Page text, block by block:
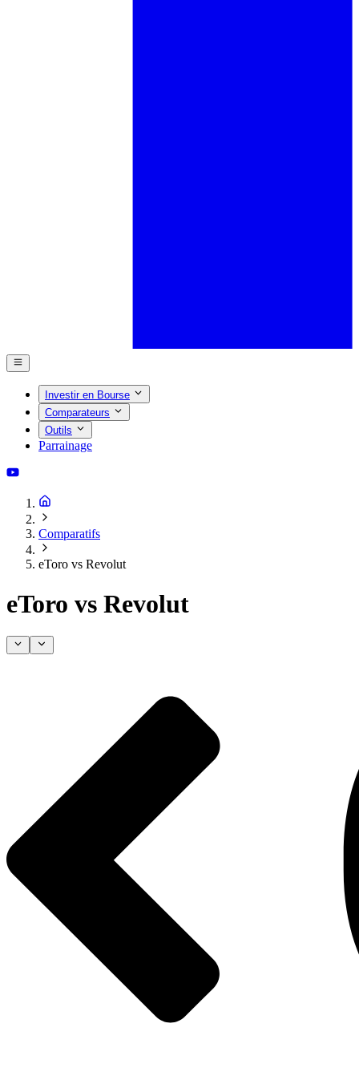
Investir en Bourse
Comparateurs
Outils
Parrainage
Comparatifs
eToro vs Revolut
eToro vs Revolut